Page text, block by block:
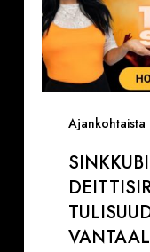
Ajankohtaista